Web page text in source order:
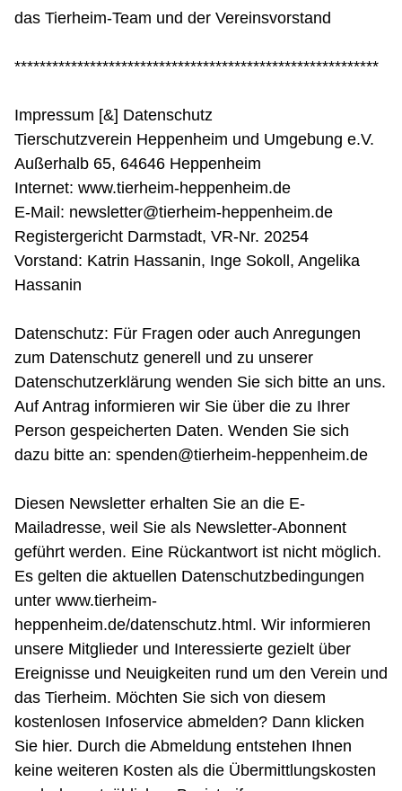
das Tierheim-Team und der Vereinsvorstand
**********************************************************
Impressum [&] Datenschutz
Tierschutzverein Heppenheim und Umgebung e.V.
Außerhalb 65, 64646 Heppenheim
Internet: www.tierheim-heppenheim.de
E-Mail: newsletter@tierheim-heppenheim.de
Registergericht Darmstadt, VR-Nr. 20254
Vorstand: Katrin Hassanin, Inge Sokoll, Angelika
Hassanin
Datenschutz: Für Fragen oder auch Anregungen
zum Datenschutz generell und zu unserer
Datenschutzerklärung wenden Sie sich bitte an uns.
Auf Antrag informieren wir Sie über die zu Ihrer
Person gespeicherten Daten. Wenden Sie sich
dazu bitte an: spenden@tierheim-heppenheim.de
Diesen Newsletter erhalten Sie an die E-
Mailadresse, weil Sie als Newsletter-Abonnent
geführt werden. Eine Rückantwort ist nicht möglich.
Es gelten die aktuellen Datenschutzbedingungen
unter www.tierheim-
heppenheim.de/datenschutz.html. Wir informieren
unsere Mitglieder und Interessierte gezielt über
Ereignisse und Neuigkeiten rund um den Verein und
das Tierheim. Möchten Sie sich von diesem
kostenlosen Infoservice abmelden? Dann klicken
Sie hier. Durch die Abmeldung entstehen Ihnen
keine weiteren Kosten als die Übermittlungskosten